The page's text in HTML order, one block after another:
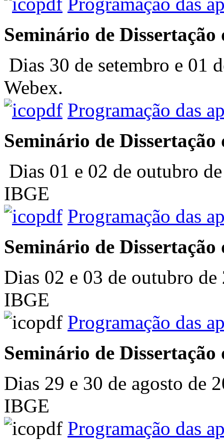
Seminário de Dissertação
Dias 30 de setembro e 01
Webex.
Programação das
Seminário de Dissertação
Dias 01 e 02 de outubro
IBGE
Programação das
Seminário de Dissertação
Dias 02 e 03 de outubro
IBGE
Programação das
Seminário de Dissertação
Dias 29 e 30 de agosto de
IBGE
Programação das